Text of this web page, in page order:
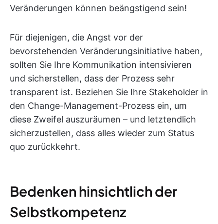
Veränderungen können beängstigend sein!
Für diejenigen, die Angst vor der
bevorstehenden Veränderungsinitiative haben,
sollten Sie Ihre Kommunikation intensivieren
und sicherstellen, dass der Prozess sehr
transparent ist. Beziehen Sie Ihre Stakeholder in
den Change-Management-Prozess ein, um
diese Zweifel auszuräumen – und letztendlich
sicherzustellen, dass alles wieder zum Status
quo zurückkehrt.
Bedenken hinsichtlich der
Selbstkompetenz